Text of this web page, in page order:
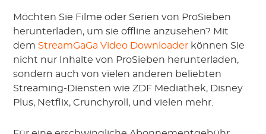
Möchten Sie Filme oder Serien von ProSieben
herunterladen, um sie offline anzusehen? Mit
dem StreamGaGa Video Downloader können Sie
nicht nur Inhalte von ProSieben herunterladen,
sondern auch von vielen anderen beliebten
Streaming-Diensten wie ZDF Mediathek, Disney
Plus, Netflix, Crunchyroll, und vielen mehr.